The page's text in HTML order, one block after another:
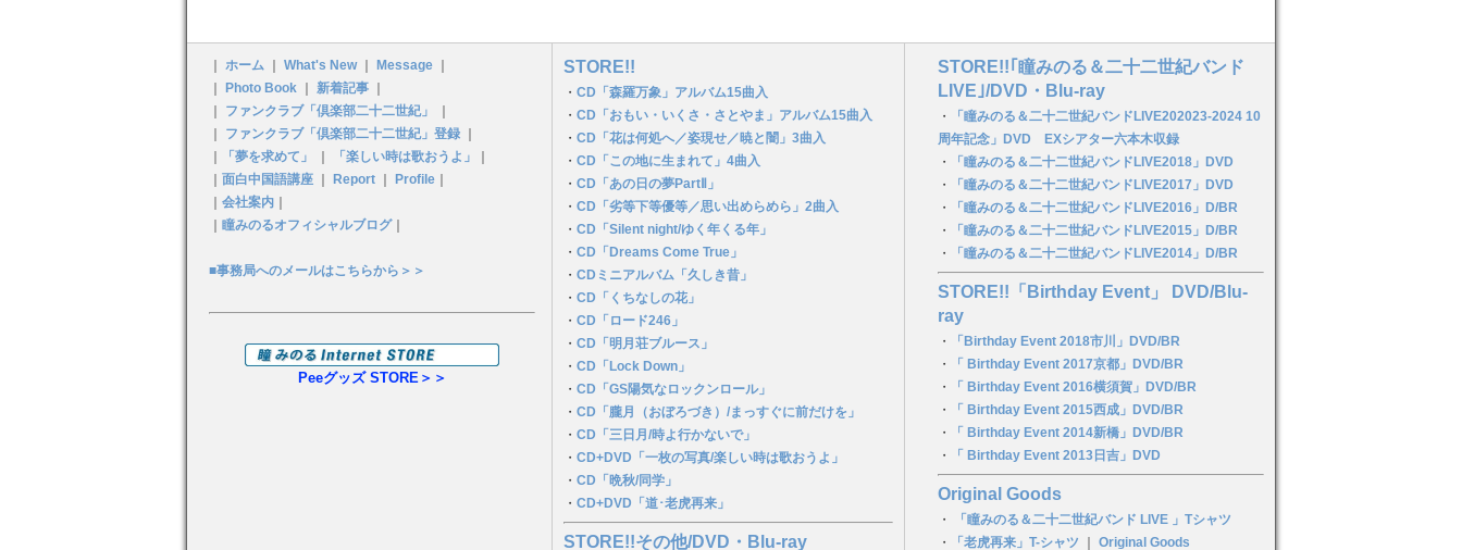
｜ ホーム ｜ What's New｜ Message ｜
｜ Photo Book ｜ 新着記事 ｜
｜ ファンクラブ「倶楽部二十二世紀」
｜
｜ ファンクラブ「倶楽部二十二世紀」登録 ｜
｜
「夢を求めて」 ｜ 「楽しい時は歌おうよ」
｜
｜ 面白中国語講座 ｜ Report ｜ Profile ｜
｜ 会社案内 ｜
｜ 瞳みのるオフィシャルブログ｜
■事務局へのメールはこちらから＞＞
Peeグッズ STORE＞＞
STORE!!
・ CD「森羅万象」アルバム15曲入
・ CD「おもい・いくさ・さとやま」アルバム15曲入
・ CD「花は何処へ／姿現せ／暁と闇」3曲入
・ CD「この地に生まれて」4曲入
・ CD「あの日の夢PartⅡ」
・ CD「劣等下等優等／思い出めらめら」2曲入
・ CD「Silent night/ゆく年くる年」
・ CD「Dreams Come True」
・ CDミニアルバム「久しき昔」
・ CD「くちなしの花」
・ CD「ロード246」
・ CD「明月荘ブルース」
・ CD「Lock Down」
・ CD「GS陽気なロックンロール」
・ CD「朧月（おぼろづき）/まっすぐに前だけを」
・ CD「三日月/時よ行かないで」
・ CD+DVD「一枚の写真/楽しい時は歌おうよ」
・ CD「晩秋/同学」
・ CD+DVD「道･老虎再来」
STORE!!その他/DVD・Blu-ray
STORE!!｢瞳みのる＆二十二世紀バンド
LIVE｣/DVD・Blu-ray
・
「瞳みのる＆二十二世紀バンドLIVE202023-2024 10
周年記念」DVD EXシアター六本木収録
・
「瞳みのる＆二十二世紀バンドLIVE2018」DVD
・
「瞳みのる＆二十二世紀バンドLIVE2017」DVD
・
「瞳みのる＆二十二世紀バンドLIVE2016」D/BR
・
「瞳みのる＆二十二世紀バンドLIVE2015」D/BR
・
「瞳みのる＆二十二世紀バンドLIVE2014」D/BR
STORE!!「Birthday Event」 DVD/Blu-
ray
・
「Birthday Event 2018市川」DVD/BR
・
「 Birthday Event 2017京都」DVD/BR
・
「 Birthday Event 2016横須賀」DVD/BR
・
「 Birthday Event 2015西成」DVD/BR
・
「 Birthday Event 2014新橋」DVD/BR
・
「 Birthday Event 2013日吉」DVD
Original Goods
・
「瞳みのる＆二十二世紀バンド LIVE 」Tシャツ
・
「老虎再来」T-シャツ ｜ Original Goods